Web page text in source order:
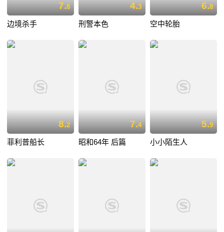
7.8
边境杀手
4.3
刑警本色
6.8
空中轮胎
8.2
菲利普船长
7.4
昭和64年 后篇
5.9
小小陌生人